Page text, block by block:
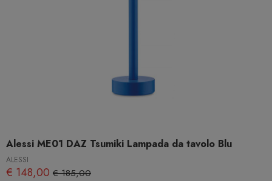
Alessi ME01 DAZ Tsumiki Lampada da tavolo Blu
ALESSI
€ 148,00 € 185,00